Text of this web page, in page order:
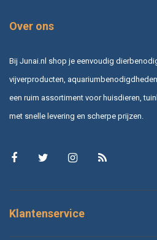
Over ons
Bij Junai.nl shop je eenvoudig
vijverproducten,
een ruim assortiment voor huisdieren,
met snelle levering en scherpe prijzen.
Klantenservice